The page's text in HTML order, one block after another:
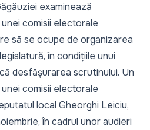
examinează
comisii electorale
să se ocupe de organizarea
în condițiile unui
desfășurarea scrutinului. Un
comisii electorale
local Gheorghi Leiciu,
în cadrul unor audieri